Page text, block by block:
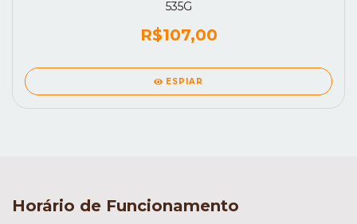
535G
R$107,00
ESPIAR
Horário de Funcionamento